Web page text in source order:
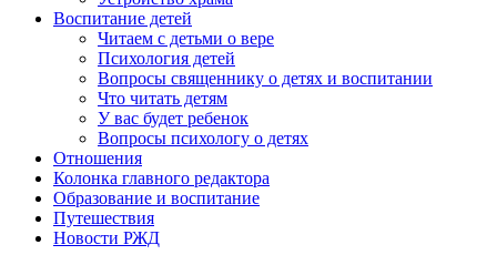
Воспитание детей
Читаем с детьми о вере
Психология детей
Вопросы священнику о детях и воспитании
Что читать детям
У вас будет ребенок
Вопросы психологу о детях
Отношения
Колонка главного редактора
Образование и воспитание
Путешествия
Новости РЖД